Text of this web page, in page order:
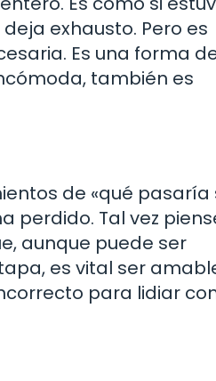
exhausto. Pero es
Es una forma
también es
de «qué pasaría
Tal vez
aunque puede ser
es vital ser
para lidiar